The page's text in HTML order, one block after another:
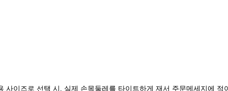
사이즈로 선택 시, 실제 손목둘레를 타이트하게 재서 주문메세지에 적